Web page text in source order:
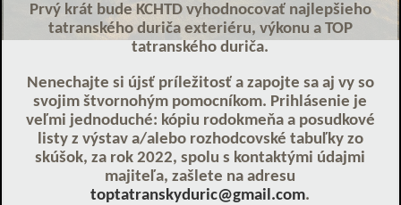
Prvý krát bude KCHTD vyhodnocovať najlepšieho
tatranského duriča exteriéru, výkonu a TOP
tatranského duriča.
Nenechajte si újsť príležitosť a zapojte sa aj vy so
svojim štvornohým pomocníkom. Prihlásenie je
veľmi jednoduché: kópiu rodokmeňa a posudkové
listy z výstav a/alebo rozhodcovské tabuľky zo
skúšok, za rok 2022, spolu s kontaktými údajmi
majiteľa, zašlete na adresu
toptatranskyduric@gmail.com.